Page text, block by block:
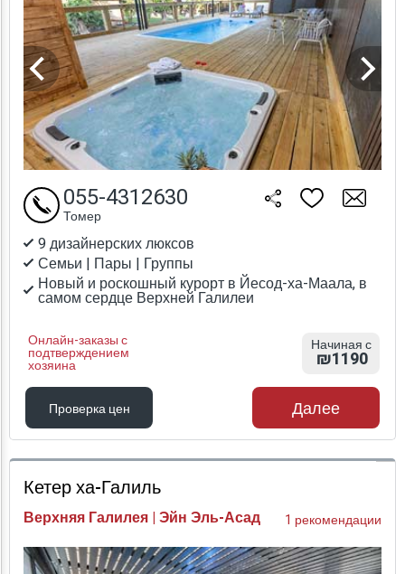
9 дизайнерских люксов
Семьи | Пары | Группы
Новый и роскошный курорт в Йесод-ха-Маала, в
самом сердце Верхней Галилеи
Онлайн-заказы с
подтверждением
хозяина
055-4312630
Томер
Начиная с
₪1190
Проверка цен
Проверка цен
Далее
Кетер ха-Галиль
Верхняя Галилея | Эйн Эль-Асад 1 рекомендации